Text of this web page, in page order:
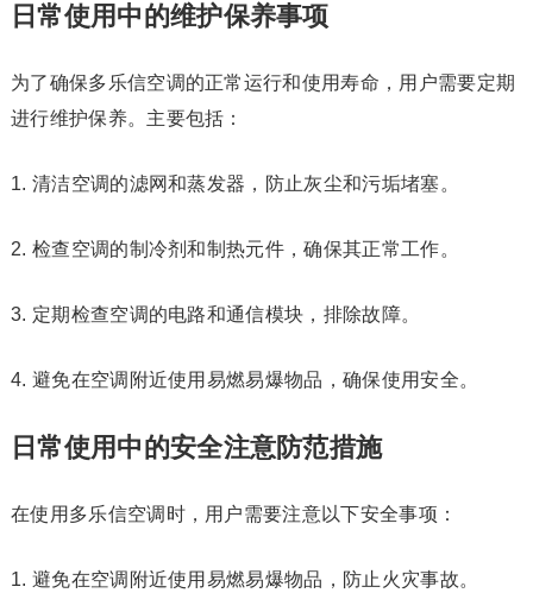
日常使用中的维护保养事项
为了确保多乐信空调的正常运行和使用寿命，用户需要定期
进行维护保养。主要包括：
1. 清洁空调的滤网和蒸发器，防止灰尘和污垢堵塞。
2. 检查空调的制冷剂和制热元件，确保其正常工作。
3. 定期检查空调的电路和通信模块，排除故障。
4. 避免在空调附近使用易燃易爆物品，确保使用安全。
日常使用中的安全注意防范措施
在使用多乐信空调时，用户需要注意以下安全事项：
1. 避免在空调附近使用易燃易爆物品，防止火灾事故。